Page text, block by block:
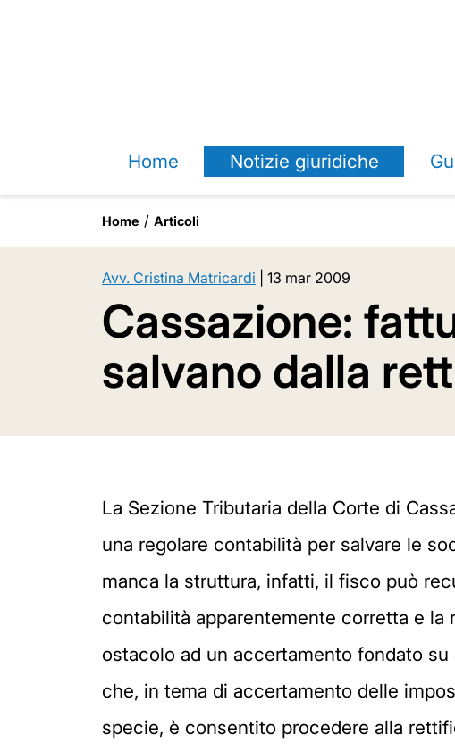
Home Notizie giuridiche
Home Articoli
Avv. Cristina Matricardi 13 mar 2009
Cassazione:
salvano dalla
La Sezione Tributaria della Corte di
una regolare contabilità per salvare le
manca la struttura, infatti, il fisco può
contabilità apparentemente corretta e
ostacolo ad un accertamento fondato
che, in tema di accertamento delle
specie, è consentito procedere alla